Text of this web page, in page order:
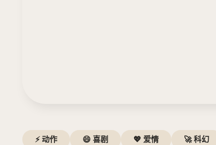
⚡ 动作 😄 喜剧 💖 爱情 🚀 科幻